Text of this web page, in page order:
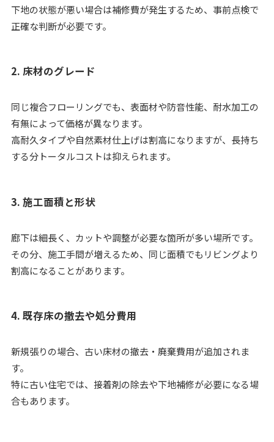
下地の状態が悪い場合は補修費が発生するため、事前点検で
正確な判断が必要です。
2. 床材のグレード
同じ複合フローリングでも、表面材や防音性能、耐水加工の
有無によって価格が異なります。
高耐久タイプや自然素材仕上げは割高になりますが、長持ち
する分トータルコストは抑えられます。
3. 施工面積と形状
廊下は細長く、カットや調整が必要な箇所が多い場所です。
その分、施工手間が増えるため、同じ面積でもリビングより
割高になることがあります。
4. 既存床の撤去や処分費用
新規張りの場合、古い床材の撤去・廃棄費用が追加されま
す。
特に古い住宅では、接着剤の除去や下地補修が必要になる場
合もあります。